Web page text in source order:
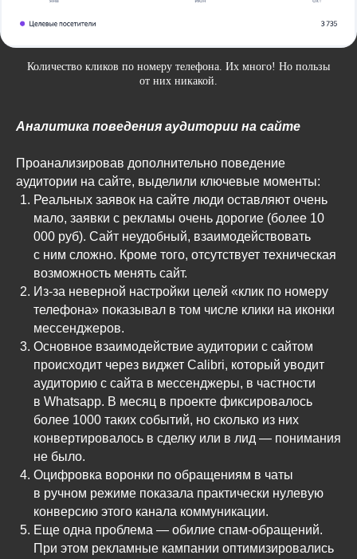
Количество кликов по номеру телефона. Их много! Но пользы
от них никакой.
Аналитика поведения аудитории на сайте
Проанализировав дополнительно поведение
аудитории на сайте, выделили ключевые моменты:
Реальных заявок на сайте люди оставляют очень
мало, заявки с рекламы очень дорогие (более 10
000 руб). Сайт неудобный, взаимодействовать
с ним сложно. Кроме того, отсутствует техническая
возможность менять сайт.
Из-за неверной настройки целей «клик по номеру
телефона» показывал в том числе клики на иконки
мессенджеров.
Основное взаимодействие аудитории с сайтом
происходит через виджет Calibri, который уводит
аудиторию с сайта в мессенджеры, в частности
в Whatsapp. В месяц в проекте фиксировалось
более 1000 таких событий, но сколько из них
конвертировалось в сделку или в лид — понимания
не было.
Оцифровка воронки по обращениям в чаты
в ручном режиме показала практически нулевую
конверсию этого канала коммуникации.
Еще одна проблема — обилие спам-обращений.
При этом рекламные кампании оптимизировались